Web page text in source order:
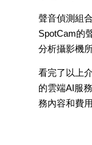
聲音偵測組合
SpotCam的
分析攝影機
看完了以上
的雲端AI服
務內容和費